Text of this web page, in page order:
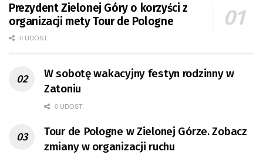
Prezydent Zielonej Góry o korzyści z
organizacji mety Tour de Pologne
0 UDOST.
W sobotę wakacyjny festyn rodzinny w
Zatoniu
0 UDOST.
Tour de Pologne w Zielonej Górze. Zobacz
zmiany w organizacji ruchu